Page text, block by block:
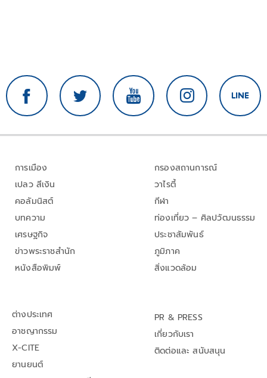
การเมือง
เปลว สีเงิน
คอลัมนิสต์
บทความ
เศรษฐกิจ
ข่าวพระราชสำนัก
หนังสือพิมพ์
กรองสถานการณ์
วาไรตี้
กีฬา
ท่องเที่ยว – ศิลปวัฒนธรรม
ประชาสัมพันธ์
ภูมิภาค
สิ่งแวดล้อม
ต่างประเทศ
อาชญากรรม
X-CITE
ยานยนต์
PR & PRESS
เกี่ยวกับเรา
ติดต่อและ สนับสนุน